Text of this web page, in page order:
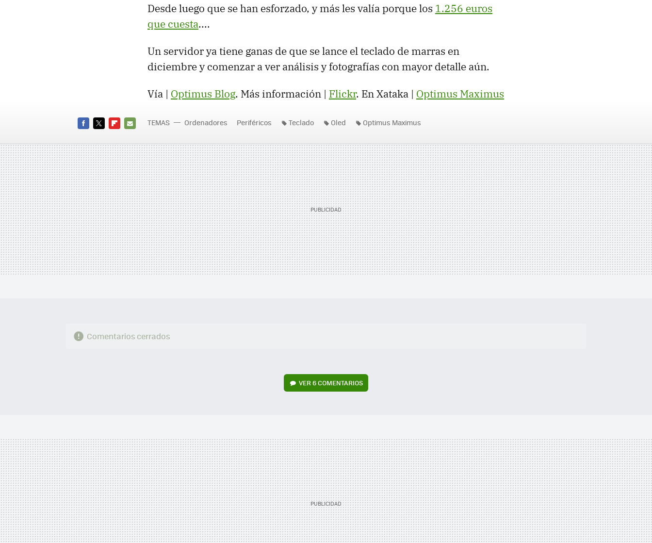
Desde luego que se han esforzado, y más les valía porque los 1.256 euros
que cuesta....
Un servidor ya tiene ganas de que se lance el teclado de marras en
diciembre y comenzar a ver análisis y fotografías con mayor detalle aún.
Vía | Optimus Blog. Más información | Flickr. En Xataka | Optimus Maximus
MAIL
TEMAS Ordenadores Periféricos Teclado Oled Optimus Maximus
Comentarios cerrados
VER6 COMENTARIOS